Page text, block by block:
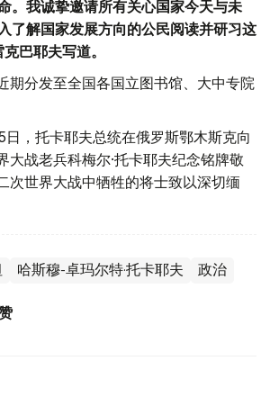
。我诚挚邀请所有关心国家今天与未
了解国家发展方向的公民阅读并研习这
巴耶夫写道。
期分发至全国各国立图书馆、大中专院
日，托卡耶夫总统在俄罗斯鄂木斯克向
大战老兵科梅尔·托卡耶夫纪念铭牌敬
次世界大战中牺牲的将士致以深切缅
哈斯穆-卓玛尔特·托卡耶夫 政治